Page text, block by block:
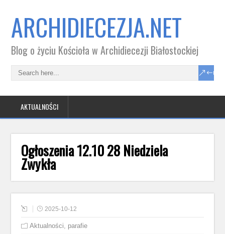
ARCHIDIECEZJA.NET
Blog o życiu Kościoła w Archidiecezji Białostockiej
AKTUALNOŚCI
Ogłoszenia 12.10 28 Niedziela
Zwykła
2025-10-12
Aktualności, parafie